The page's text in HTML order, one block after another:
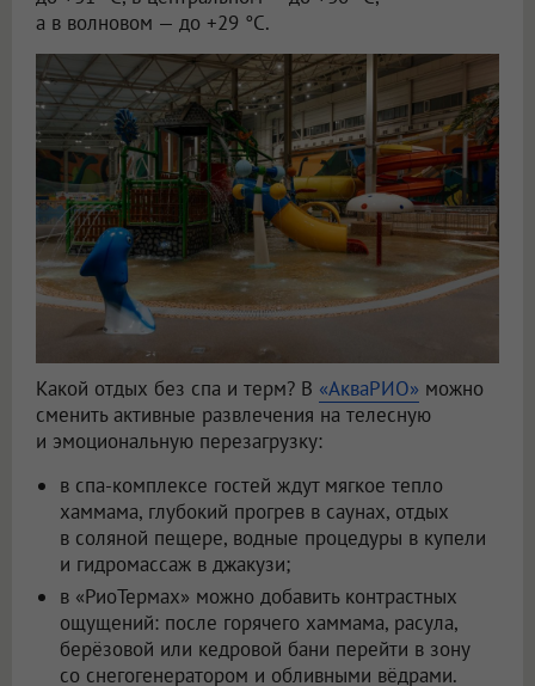
а в волновом — до +29 °C.
Какой отдых без спа и терм? В «АкваРИО» можно
сменить активные развлечения на телесную
и эмоциональную перезагрузку:
в спа-комплексе гостей ждут мягкое тепло
хаммама, глубокий прогрев в саунах, отдых
в соляной пещере, водные процедуры в купели
и гидромассаж в джакузи;
в «РиоТермах» можно добавить контрастных
ощущений: после горячего хаммама, расула,
берёзовой или кедровой бани перейти в зону
со снегогенератором и обливными вёдрами.